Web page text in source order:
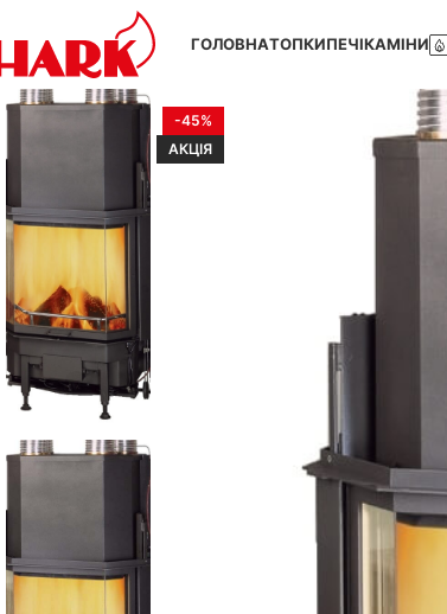
ГОЛОВНАТОПКИПЕЧІКАМІНИ
-45%
АКЦІЯ